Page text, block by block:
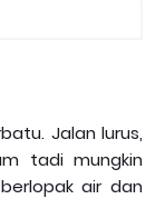
Jalan lurus,
tadi mungkin
air dan